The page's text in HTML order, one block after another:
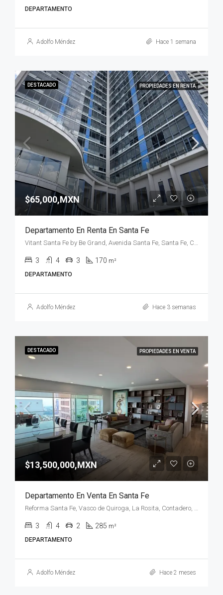
DEPARTAMENTO
Adolfo Méndez Hace 1 semana
DESTACADO PROPIEDADES EN RENTA
$65,000,MXN
Departamento En Renta En Santa Fe
Vitant Santa Fe by Be Grand, Avenida Santa Fe, Santa Fe, Contadero, Ciudad de México, CDMX, México
3 4 3 170 m²
DEPARTAMENTO
Adolfo Méndez Hace 3 semanas
DESTACADO PROPIEDADES EN VENTA
$13,500,000,MXN
Departamento En Venta En Santa Fe
Reforma Santa Fe, Vasco de Quiroga, La Rosita, Contadero, Ciudad de México, CDMX, México
3 4 2 285 m²
DEPARTAMENTO
Adolfo Méndez Hace 2 meses